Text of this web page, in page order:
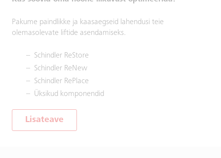
Pakume paindlikke ja kaasaegseid lahendusi teie
olemasolevate liftide asendamiseks.
Schindler ReStore
Schindler ReNew
Schindler RePlace
Üksikud komponendid
Lisateave